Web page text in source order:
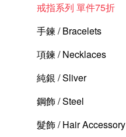
戒指系列 單件75折
手鍊 / Bracelets
項鍊 / Necklaces
純銀 / Sliver
鋼飾 / Steel
髮飾 / Hair Accessory